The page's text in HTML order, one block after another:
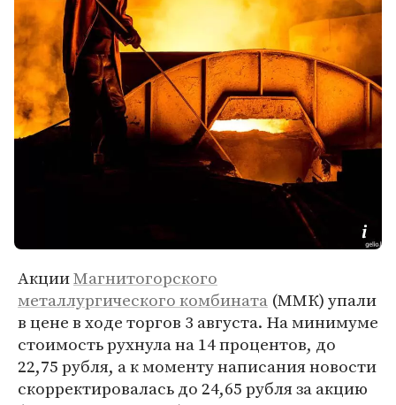
АкцииМагнитогорского
металлургического комбината (ММК) упали
в цене в ходе торгов 3 августа. На минимуме
стоимость рухнула на 14 процентов, до
22,75 рубля, а к моменту написания новости
скорректировалась до 24,65 рубля за акцию